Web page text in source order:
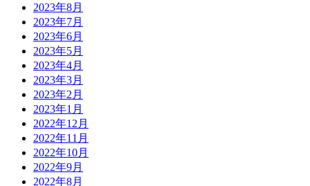
2023年8月
2023年7月
2023年6月
2023年5月
2023年4月
2023年3月
2023年2月
2023年1月
2022年12月
2022年11月
2022年10月
2022年9月
2022年8月